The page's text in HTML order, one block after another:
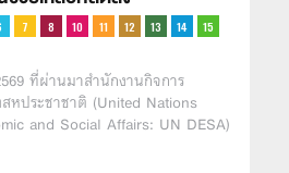
ที่ผ่านมาสำนักงานกิจการ
หประชาชาติ (United Nations
and Social Affairs: UN DESA)